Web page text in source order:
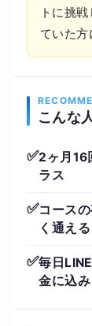
トに挑
ていた方
こんな
✅2ヶ月16
ラス
✅コース
く通える
✅毎日
金に込み